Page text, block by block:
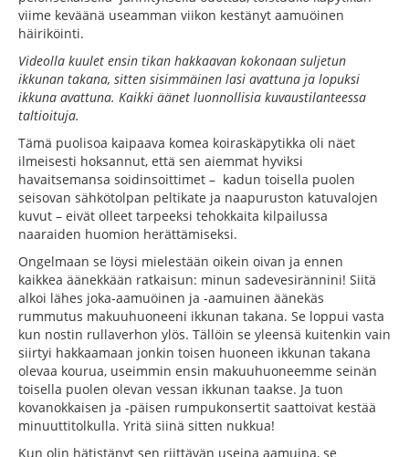
viime keväänä useamman viikon kestänyt aamuöinen
häiriköinti.
Videolla kuulet ensin tikan hakkaavan kokonaan suljetun
ikkunan takana, sitten sisimmäinen lasi avattuna ja lopuksi
ikkuna avattuna. Kaikki äänet luonnollisia kuvaustilanteessa
taltioituja.
Tämä puolisoa kaipaava komea koiraskäpytikka oli näet
ilmeisesti hoksannut, että sen aiemmat hyviksi
havaitsemansa soidinsoittimet – kadun toisella puolen
seisovan sähkötolpan peltikate ja naapuruston katuvalojen
kuvut – eivät olleet tarpeeksi tehokkaita kilpailussa
naaraiden huomion herättämiseksi.
Ongelmaan se löysi mielestään oikein oivan ja ennen
kaikkea äänekkään ratkaisun: minun sadevesirännini! Siitä
alkoi lähes joka-aamuöinen ja -aamuinen äänekäs
rummutus makuuhuoneeni ikkunan takana. Se loppui vasta
kun nostin rullaverhon ylös. Tällöin se yleensä kuitenkin vain
siirtyi hakkaamaan jonkin toisen huoneen ikkunan takana
olevaa kourua, useimmin ensin makuuhuoneemme seinän
toisella puolen olevan vessan ikkunan taakse. Ja tuon
kovanokkaisen ja -päisen rumpukonsertit saattoivat kestää
minuuttitolkulla. Yritä siinä sitten nukkua!
Kun olin hätistänyt sen riittävän useina aamuina, se